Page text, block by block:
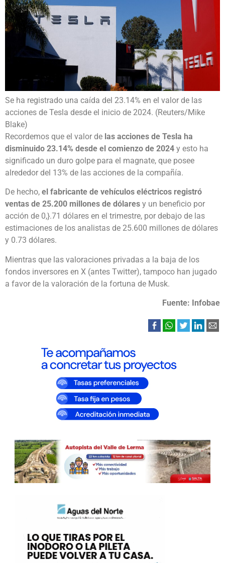
Se ha registrado una caída del 23.14% en el valor de las
acciones de Tesla desde el inicio de 2024. (Reuters/Mike
Blake)
Recordemos que el valor de las acciones de Tesla ha
disminuido 23.14% desde el comienzo de 2024 y esto ha
significado un duro golpe para el magnate, que posee
alrededor del 13% de las acciones de la compañía.
De hecho, el fabricante de vehículos eléctricos registró
ventas de 25.200 millones de dólares y un beneficio por
acción de 0,}.71 dólares en el trimestre, por debajo de las
estimaciones de los analistas de 25.600 millones de dólares
y 0.73 dólares.
Mientras que las valoraciones privadas a la baja de los
fondos inversores en X (antes Twitter), tampoco han jugado
a favor de la valoración de la fortuna de Musk.
Fuente: Infobae